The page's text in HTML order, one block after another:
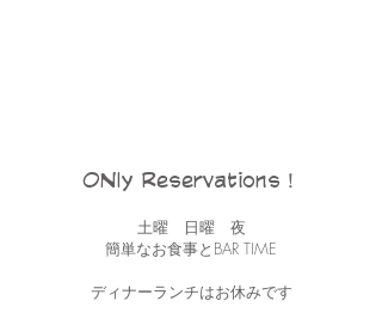
ONly Reservations！
土曜 日曜 夜
簡単なお食事とBAR TIME
ディナーランチはお休みです